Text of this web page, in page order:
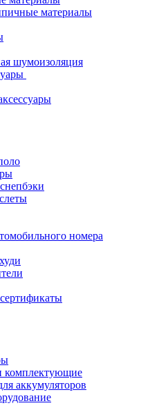
материалы
шумоизоляция
номера
комплектующие
аккумуляторов